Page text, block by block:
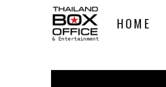
HOME